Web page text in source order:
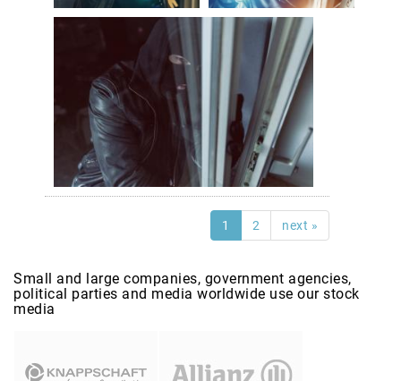
1 2 next »
Small and large companies, government agencies,
political parties and media worldwide use our stock
media